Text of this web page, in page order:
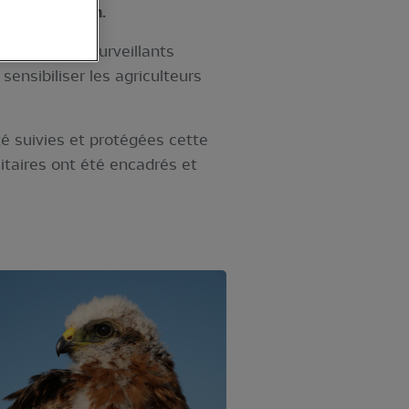
son soutien.
nouveaux surveillants
les agriculteurs
suivies et protégées cette
ont été encadrés et